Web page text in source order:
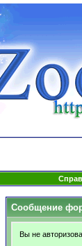
Сообщение
Вы не